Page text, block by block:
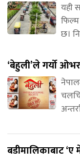
यही
फिल्म
छ।
‘बेहुली’ले गर्यो
बडीमालिकाबाट